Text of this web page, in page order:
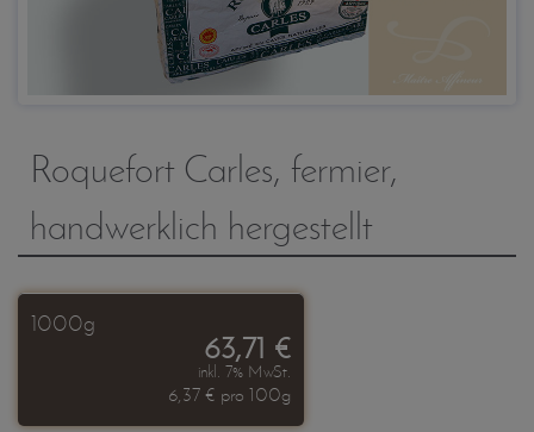
Roquefort Carles, fermier,
handwerklich hergestellt
1000g
63,71 €
inkl. 7% MwSt.
6,37 € pro 100g